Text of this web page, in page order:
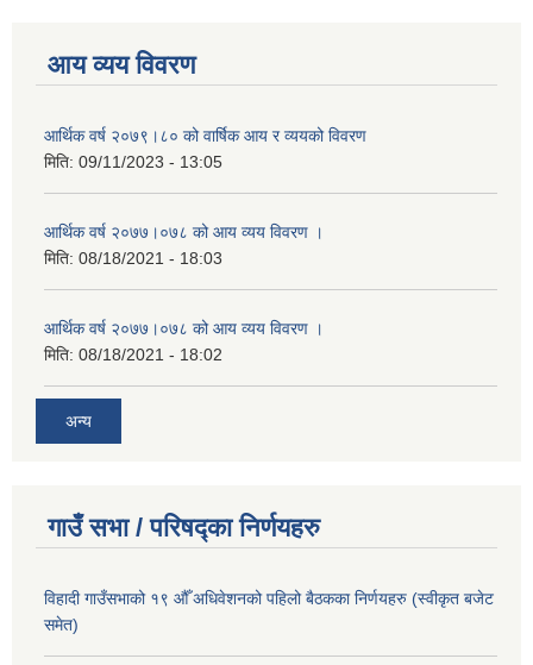
आय व्यय विवरण
आर्थिक वर्ष २०७९।८० को वार्षिक आय र व्ययको विवरण
मिति: 09/11/2023 - 13:05
आर्थिक वर्ष २०७७।०७८ को आय व्यय विवरण ।
मिति: 08/18/2021 - 18:03
आर्थिक वर्ष २०७७।०७८ को आय व्यय विवरण ।
मिति: 08/18/2021 - 18:02
अन्य
गाउँ सभा / परिषद्का निर्णयहरु
विहादी गाउँसभाको १९ औँ अधिवेशनको पहिलो बैठकका निर्णयहरु (स्वीकृत बजेट
समेत)